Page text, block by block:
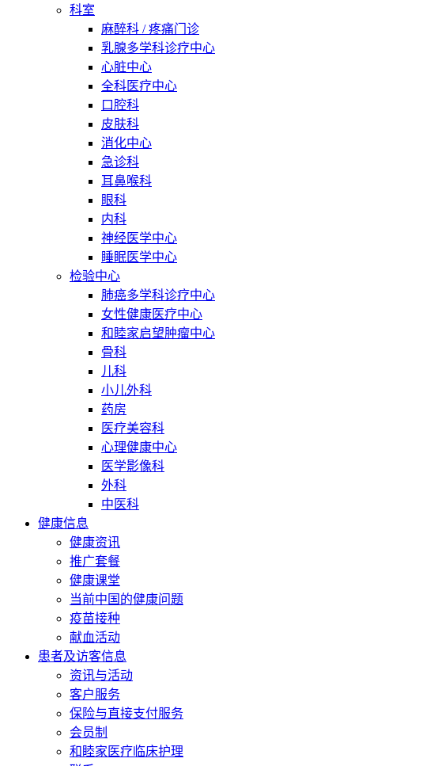
科室
麻醉科 / 疼痛门诊
乳腺多学科诊疗中心
心脏中心
全科医疗中心
口腔科
皮肤科
消化中心
急诊科
耳鼻喉科
眼科
内科
神经医学中心
睡眠医学中心
检验中心
肺癌多学科诊疗中心
女性健康医疗中心
和睦家启望肿瘤中心
骨科
儿科
小儿外科
药房
医疗美容科
心理健康中心
医学影像科
外科
中医科
健康信息
健康资讯
推广套餐
健康课堂
当前中国的健康问题
疫苗接种
献血活动
患者及访客信息
资讯与活动
客户服务
保险与直接支付服务
会员制
和睦家医疗临床护理